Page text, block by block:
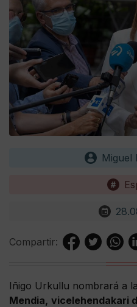
Miguel
Compartir:
Iñigo Urkullu nombrará a
Mendia, vicelehendakari